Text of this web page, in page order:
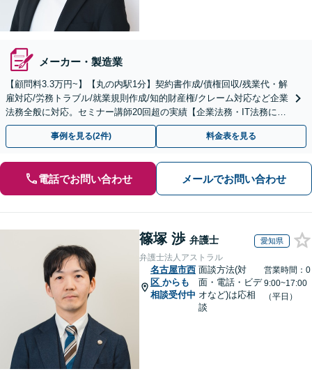
メーカー・製造業
【顧問料3.3万円~】【丸の内駅1分】契約書作成/債権回収/残業代・解
雇対応/労務トラブル/就業規則作成/知的財産権/クレーム対応など企業
法務全般に対応。セミナー講師20回超の実績【企業法務・IT法務に精
通】
事例を見る(2件) 料金表を見る
電話でお問い合わせ メールでお問い合わせ
篠塚 渉 弁護士 愛知県
弁護士法人アストラル
名古屋市西
区 からも
相談受付中
面談方法(対
面・電話・ビデ
オなど)は応相
談
営業時間：0
9:00~17:00
（平日）